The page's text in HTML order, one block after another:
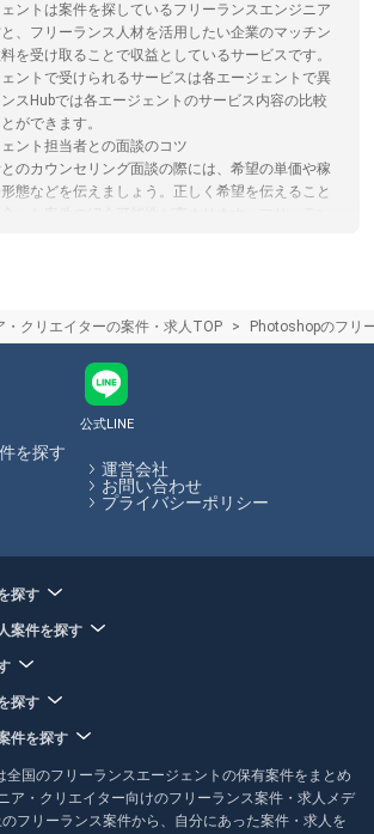
ントは案件を探しているフリーランスエンジニア
、フリーランス人材を活用したい企業のマッチン
を受け取ることで収益としているサービスです。
ントで受けられるサービスは各エージェントで異
スHubでは各エージェントのサービス内容の比較
ができます。
ント担当者との面談のコツ
のカウンセリング面談の際には、希望の単価や稼
態などを伝えましょう。正しく希望を伝えること
ニア未経験の場合、独学でプログラミングを学習
う。まずは組織に所属し、エンジニアとしての実
リーランスとしての働き方を検討するのがおすす
Hubではエンジニア向けの記事を多数掲載してい
客様のフリーランス案件探しを最大限サポートし
・クリエイターの案件・求人TOP Photoshopのフリ
公式LINE
を探す
運営会社
お問い合わせ
プライバシーポリシー
探す
案件を探す
探す
件を探す
全国のフリーランスエージェントの保有案件をまとめ
ア・クリエイター向けのフリーランス案件・求人メデ
フリーランス案件から、自分にあった案件・求人を